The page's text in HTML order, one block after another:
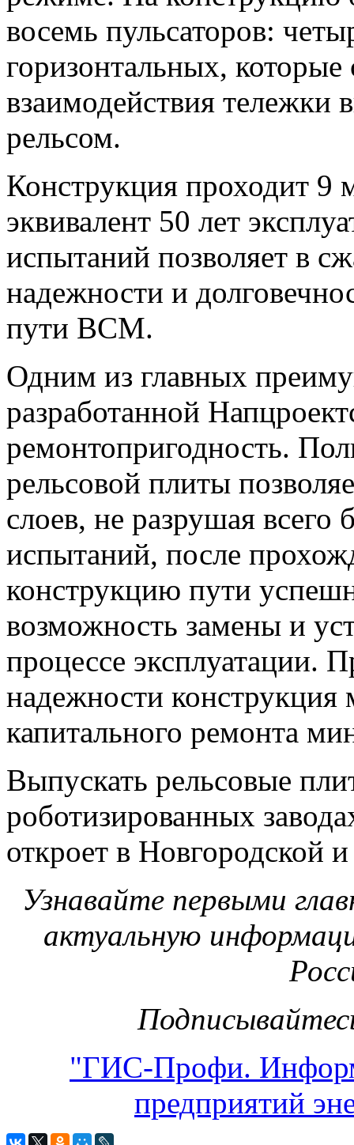
восемь пульсаторов:
горизонтальных,
взаимодействия тележки
рельсом.
Конструкция проходит 9
эквивалент 50 лет
испытаний позволяет в
надежности и
пути ВСМ.
Одним из главных
разработанной
ремонтопригодность.
рельсовой плиты
слоев, не разрушая всего
испытаний, после
конструкцию пути
возможность замены и
процессе эксплуатации.
надежности конструкция
капитального ремонта
Выпускать рельсовые
роботизированных
откроет в Новгородской
Узнавайте первыми
актуальную
"ГИС-Профи.
предприятий